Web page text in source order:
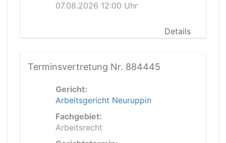
07.08.2026 12:00 Uhr
Details
Terminsvertretung Nr. 884445
Gericht:
Arbeitsgericht Neuruppin
Fachgebiet:
Arbeitsrecht